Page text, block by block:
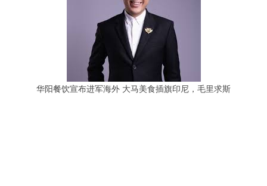
华阳餐饮宣布进军海外 大马美食插旗印尼，毛里求斯